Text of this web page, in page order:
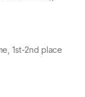
1st-2nd place